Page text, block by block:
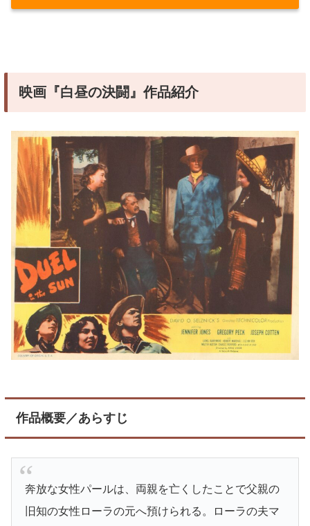
映画『白昼の決闘』作品紹介
作品概要／あらすじ
奔放な女性パールは、両親を亡くしたことで父親の
旧知の女性ローラの元へ預けられる。ローラの夫マ